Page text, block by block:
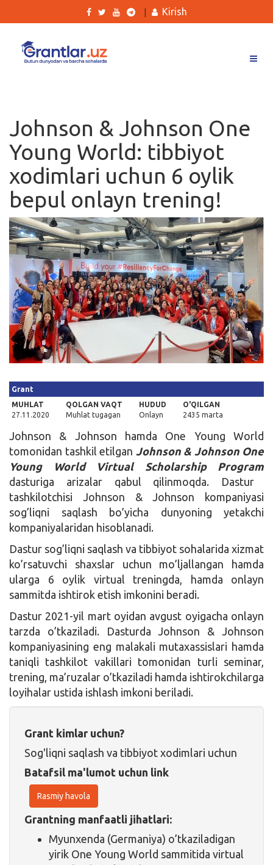
Ishlar
Kurslar
Blog
Yana
Qidirish
Kirish
Kirish
Johnson & Johnson One
Young World: tibbiyot
xodimlari uchun 6 oylik
bepul onlayn trening!
Grant
MUHLAT
27.11.2020
QOLGAN VAQT
Muhlat tugagan
HUDUD
Onlayn
O'QILGAN
2435 marta
Johnson & Johnson hamda One Young World
tomonidan tashkil etilgan Johnson & Johnson One
Young World Virtual Scholarship Program
dasturiga arizalar qabul qilinmoqda. Dastur
tashkilotchisi Johnson & Johnson kompaniyasi
sog’liqni saqlash bo’yicha dunyoning yetakchi
kompaniyalaridan hisoblanadi.
Dastur sog’liqni saqlash va tibbiyot sohalarida xizmat
ko’rsatuvchi shaxslar uchun mo’ljallangan hamda
ularga 6 oylik virtual treningda, hamda onlayn
sammitda ishtirok etish imkonini beradi.
Dastur 2021-yil mart oyidan avgust oyigacha onlayn
tarzda o’tkaziladi. Dasturda Johnson & Johnson
kompaniyasining eng malakali mutaxassislari hamda
taniqli tashkilot vakillari tomonidan turli seminar,
trening, ma’ruzalar o’tkaziladi hamda ishtirokchilarga
loyihalar ustida ishlash imkoni beriladi.
Grant kimlar uchun?
Sog'liqni saqlash va tibbiyot xodimlari uchun
Batafsil ma'lumot uchun link
Rasmiy havola
Grantning manfaatli jihatlari:
Myunxenda (Germaniya) o’tkaziladigan
yirik One Young World sammitida virtual